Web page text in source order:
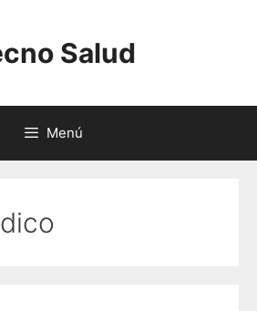
Salud
Menú